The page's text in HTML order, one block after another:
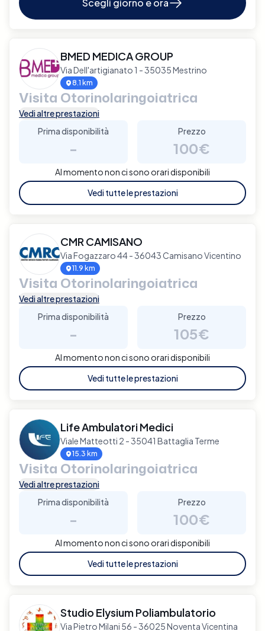
BMED MEDICA GROUP
Via Dell'artigianato 1 - 35035 Mestrino
8.1 km
Visita Otorinolaringoiatrica
Vedi altre prestazioni
Prima disponibilità
-
Prezzo
100€
Al momento non ci sono orari disponibili
Vedi tutte le prestazioni
CMR CAMISANO
Via Fogazzaro 44 - 36043 Camisano Vicentino
11.9 km
Visita Otorinolaringoiatrica
Vedi altre prestazioni
Prima disponibilità
-
Prezzo
105€
Al momento non ci sono orari disponibili
Vedi tutte le prestazioni
Life Ambulatori Medici
Viale Matteotti 2 - 35041 Battaglia Terme
15.3 km
Visita Otorinolaringoiatrica
Vedi altre prestazioni
Prima disponibilità
-
Prezzo
100€
Al momento non ci sono orari disponibili
Vedi tutte le prestazioni
Studio Elysium Poliambulatorio
Via Pietro Milani 56 - 36025 Noventa Vicentina